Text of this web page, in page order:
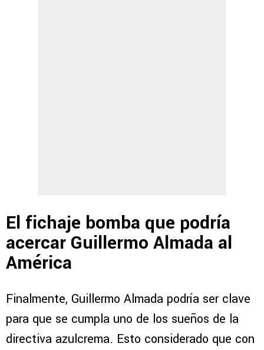
El fichaje bomba que podría
acercar Guillermo Almada al
América
Finalmente, Guillermo Almada podría ser clave
para que se cumpla uno de los sueños de la
directiva azulcrema. Esto considerado que con